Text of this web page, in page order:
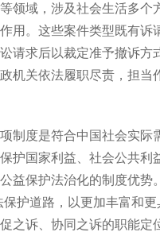
领域，涉及社会生活多个
用。这些案件类型既有诉
请求后以裁定准予撤诉方
机关依法履职尽责，担当
制度是符合中国社会实际
护国家利益、社会公共利
益保护法治化的制度优势
护道路，以更加丰富和
之诉、协同之诉的职能定